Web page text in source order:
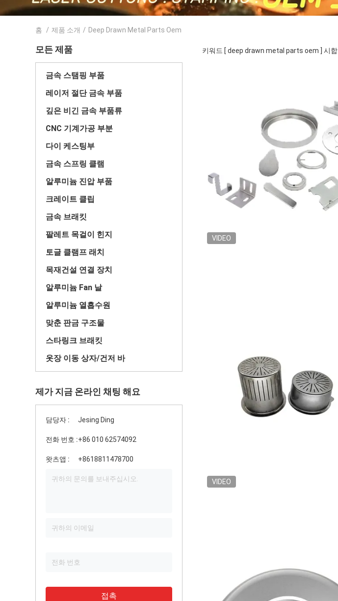
홈 / 제품 소개 / Deep Drawn Metal Parts Oem
모든 제품
금속 스탬핑 부품
레이저 절단 금속 부품
깊은 비긴 금속 부품류
CNC 기계가공 부분
다이 케스팅부
금속 스프링 클램
알루미늄 진압 부품
크레이트 클립
금속 브래킷
팔레트 목걸이 힌지
토글 클램프 래치
목재건설 연결 장치
알루미늄 Fan 날
알루미늄 열흡수원
맞춘 판금 구조물
스타링크 브래킷
옷장 이동 상자/건저 바
제가 지금 온라인 채팅 해요
담당자 : Jesing Ding
전화 번호 :+86 010 62574092
왓츠앱 : +8618811478700
접촉
키워드 [ deep drawn metal parts oem ] 시합
VIDEO
VIDEO